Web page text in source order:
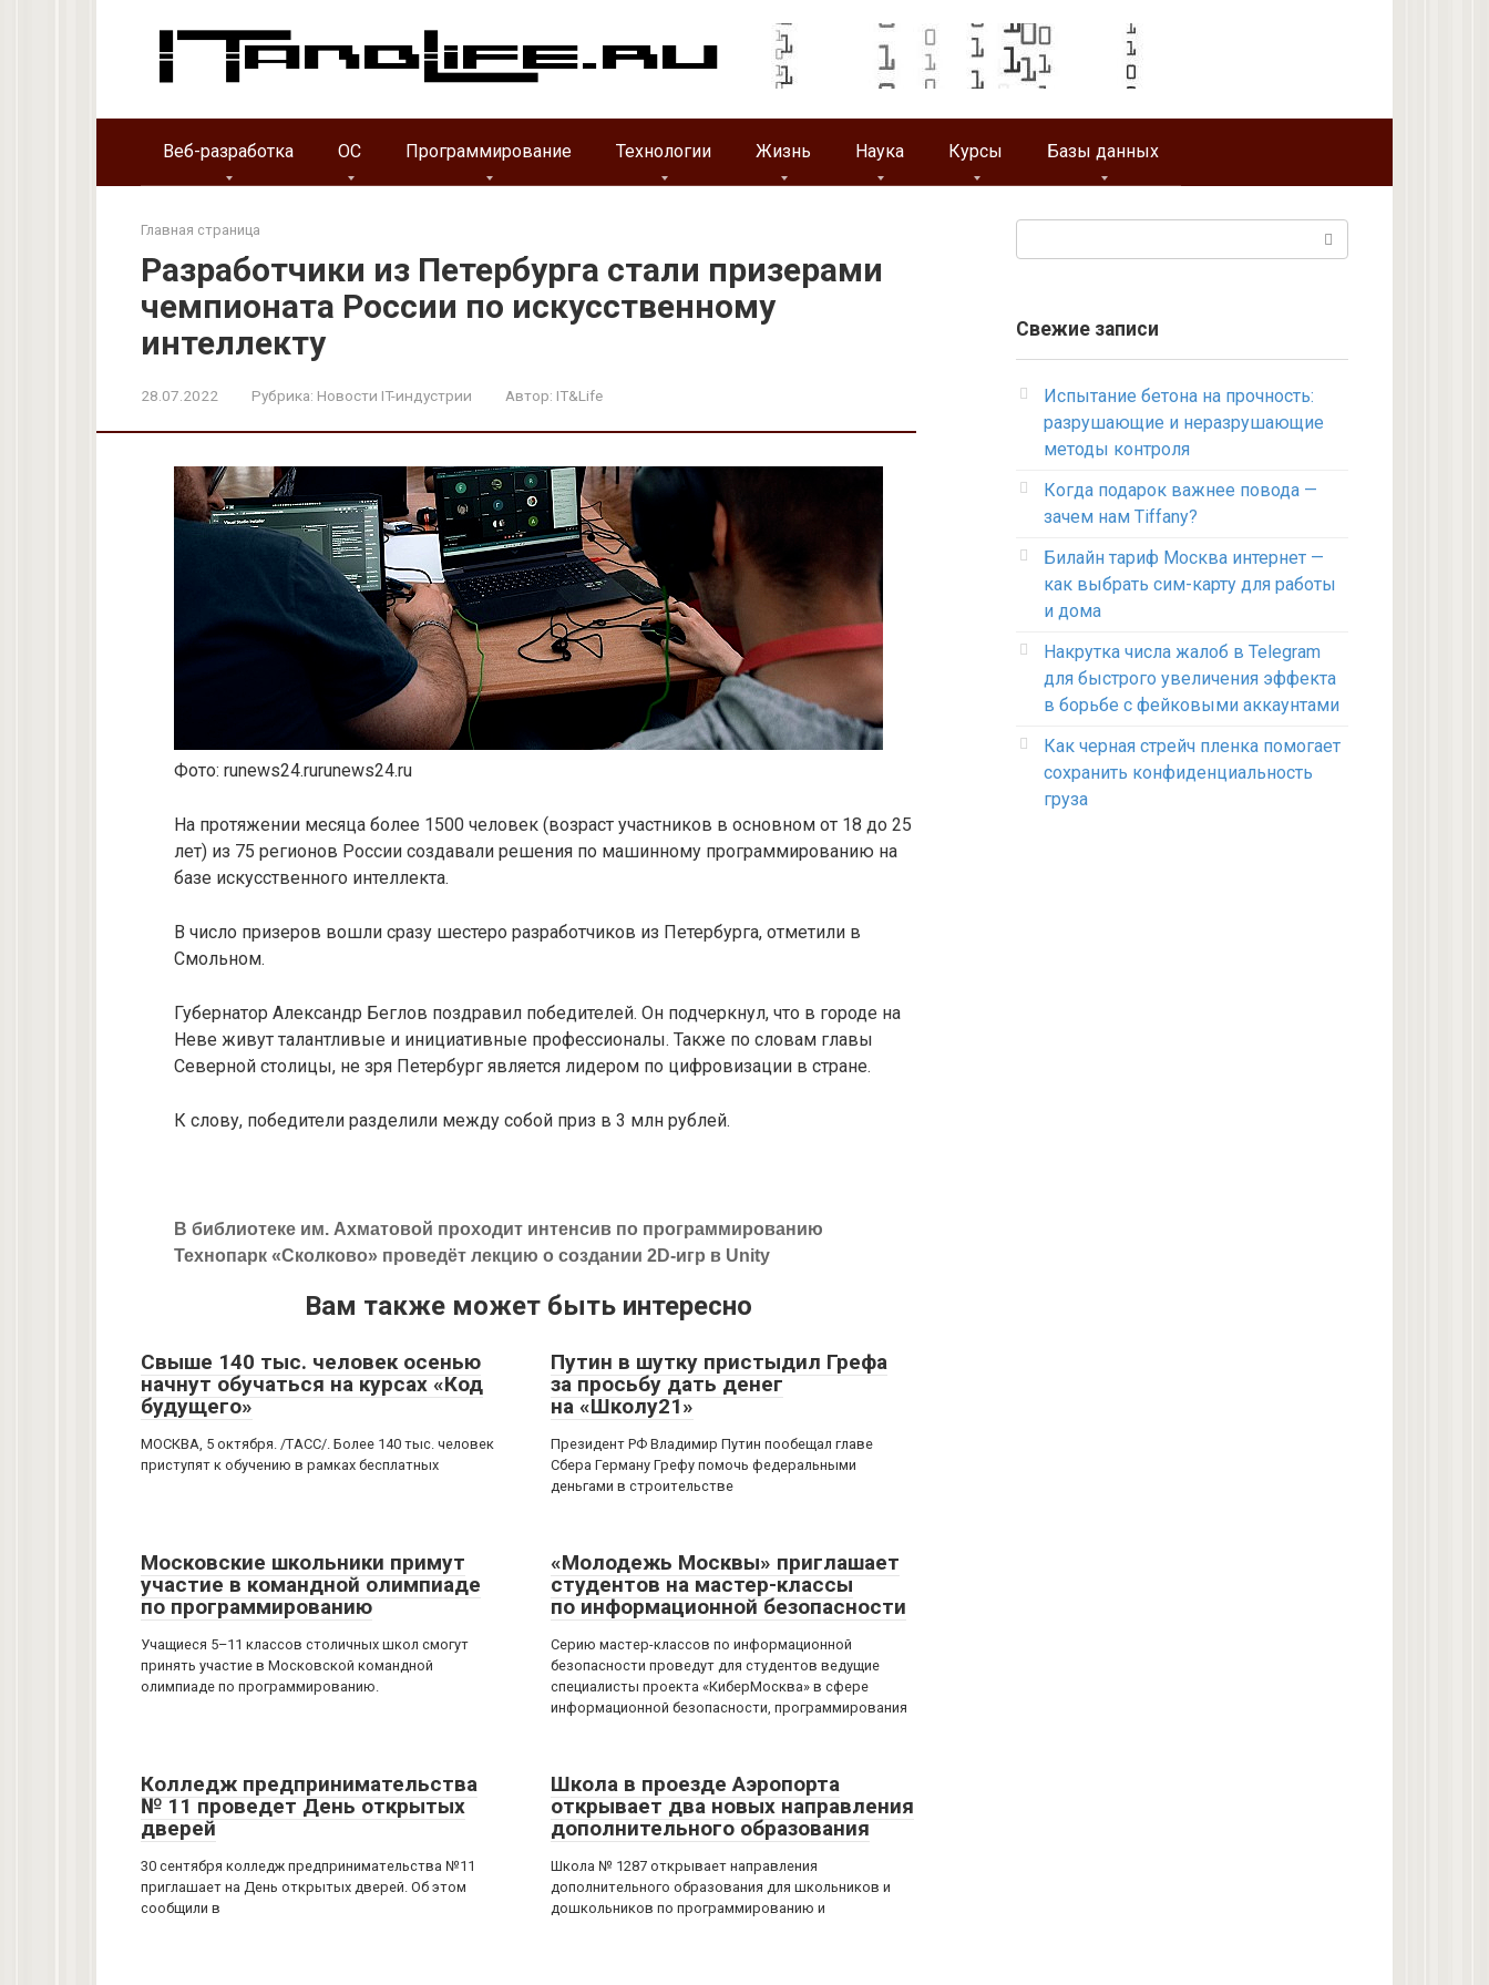
Веб-разработка ОС Программирование Технологии Жизнь Наука Курсы Базы данных
Главная страница
Разработчики из Петербурга стали призерами
чемпионата России по искусственному
интеллекту
28.07.2022 Рубрика: Новости IT-индустрии Автор: IT&Life
Фото: runews24.rurunews24.ru
На протяжении месяца более 1500 человек (возраст участников в основном от 18 до 25
лет) из 75 регионов России создавали решения по машинному программированию на
базе искусственного интеллекта.
В число призеров вошли сразу шестеро разработчиков из Петербурга, отметили в
Смольном.
Губернатор Александр Беглов поздравил победителей. Он подчеркнул, что в городе на
Неве живут талантливые и инициативные профессионалы. Также по словам главы
Северной столицы, не зря Петербург является лидером по цифровизации в стране.
К слову, победители разделили между собой приз в 3 млн рублей.
В библиотеке им. Ахматовой проходит интенсив по программированию
Технопарк «Сколково» проведёт лекцию о создании 2D-игр в Unity
Вам также может быть интересно
Свыше 140 тыс. человек осенью
начнут обучаться на курсах «Код
будущего»
МОСКВА, 5 октября. /ТАСС/. Более 140 тыс. человек
приступят к обучению в рамках бесплатных
Путин в шутку пристыдил Грефа
за просьбу дать денег
на «Школу21»
Президент РФ Владимир Путин пообещал главе
Сбера Герману Грефу помочь федеральными
деньгами в строительстве
Московские школьники примут
участие в командной олимпиаде
по программированию
Учащиеся 5–11 классов столичных школ смогут
принять участие в Московской командной
олимпиаде по программированию.
«Молодежь Москвы» приглашает
студентов на мастер-классы
по информационной безопасности
Серию мастер-классов по информационной
безопасности проведут для студентов ведущие
специалисты проекта «КиберМосква» в сфере
информационной безопасности, программирования
Колледж предпринимательства
№ 11 проведет День открытых
дверей
30 сентября колледж предпринимательства №11
приглашает на День открытых дверей. Об этом
сообщили в
Школа в проезде Аэропорта
открывает два новых направления
дополнительного образования
Школа № 1287 открывает направления
дополнительного образования для школьников и
дошкольников по программированию и
Свежие записи
Испытание бетона на прочность:
разрушающие и неразрушающие
методы контроля
Когда подарок важнее повода —
зачем нам Tiffany?
Билайн тариф Москва интернет —
как выбрать сим-карту для работы
и дома
Накрутка числа жалоб в Telegram
для быстрого увеличения эффекта
в борьбе с фейковыми аккаунтами
Как черная стрейч пленка помогает
сохранить конфиденциальность
груза